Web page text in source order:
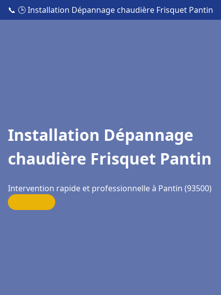
📞 🕒 Installation Dépannage chaudière Frisquet Pantin
Installation Dépannage
chaudière Frisquet Pantin
Intervention rapide et professionnelle à Pantin (93500)